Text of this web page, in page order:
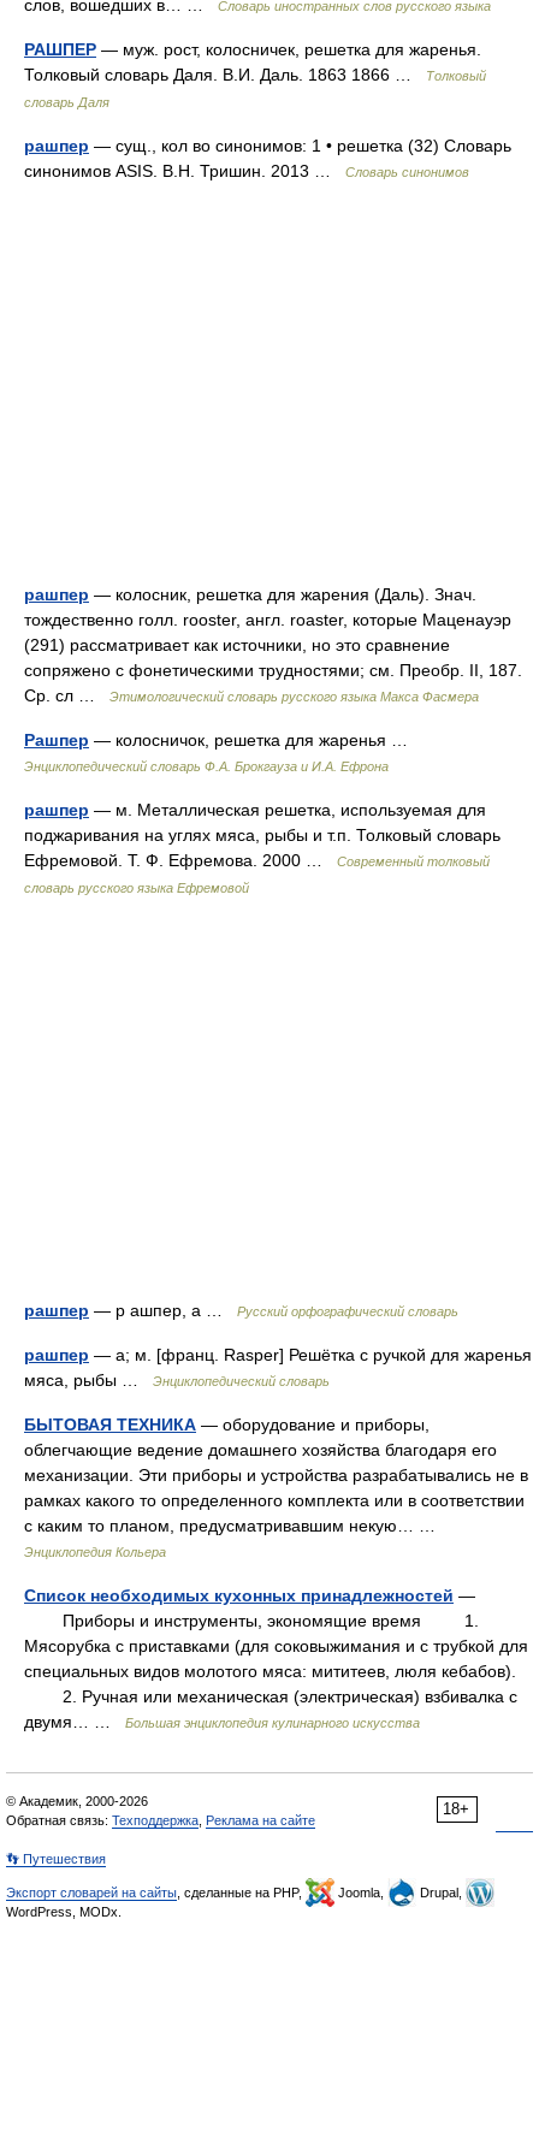
слов, вошедших в… … Словарь иностранных слов русского языка
РАШПЕР — муж. рост, колосничек, решетка для жаренья.
Толковый словарь Даля. В.И. Даль. 1863 1866 …
Толковый
словарь Даля
рашпер — сущ., кол во синонимов: 1 • решетка (32) Словарь
синонимов ASIS. В.Н. Тришин. 2013 …
Словарь синонимов
рашпер — колосник, решетка для жарения (Даль). Знач.
тождественно голл. rooster, англ. roaster, которые Маценауэр
(291) рассматривает как источники, но это сравнение
сопряжено с фонетическими трудностями; см. Преобр. II, 187.
Ср. сл …
Этимологический словарь русского языка Макса Фасмера
Рашпер — колосничок, решетка для жаренья …
Энциклопедический словарь Ф.А. Брокгауза и И.А. Ефрона
рашпер — м. Металлическая решетка, используемая для
поджаривания на углях мяса, рыбы и т.п. Толковый словарь
Ефремовой. Т. Ф. Ефремова. 2000 …
Современный толковый
словарь русского языка Ефремовой
рашпер — р ашпер, а … Русский орфографический словарь
рашпер — а; м. [франц. Rasper] Решётка с ручкой для жаренья
мяса, рыбы …
Энциклопедический словарь
БЫТОВАЯ ТЕХНИКА — оборудование и приборы,
облегчающие ведение домашнего хозяйства благодаря его
механизации. Эти приборы и устройства разрабатывались не в
рамках какого то определенного комплекта или в соответствии
с каким то планом, предусматривавшим некую… …
Энциклопедия Кольера
Список необходимых кухонных принадлежностей —
Приборы и инструменты, экономящие время 1.
Мясорубка с приставками (для соковыжимания и с трубкой для
специальных видов молотого мяса: мититеев, люля кебабов).
2. Ручная или механическая (электрическая) взбивалка с
двумя… …
Большая энциклопедия кулинарного искусства
18+
© Академик, 2000-2026
Обратная связь: Техподдержка Реклама на сайте
👣 Путешествия
Экспорт словарей на сайты , сделанные на PHP, Joomla,
Drupal,
WordPress, MODx.